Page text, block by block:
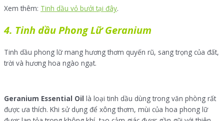
Xem thêm: Tinh dầu vỏ bưởi tại đây.
4. Tinh dầu Phong Lữ Geranium
Tinh dầu phong lữ mang hương thơm quyến rũ, sang trọng của đất,
trời và hương hoa ngào ngạt.
Geranium Essential Oil là loại tinh dầu dùng trong văn phòng rất
được ưa thích. Khi sử dụng để xông thơm, mùi của hoa phong lữ